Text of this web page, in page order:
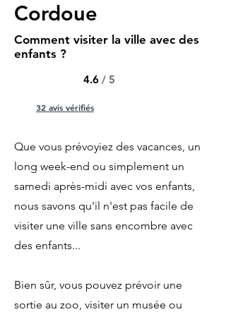
Cordoue
Comment visiter la ville avec des
enfants ?
4.6 / 5
32 avis vérifiés
Que vous prévoyiez des vacances, un
long week-end ou simplement un
samedi après-midi avec vos enfants,
nous savons qu'il n'est pas facile de
visiter une ville sans encombre avec
des enfants...
Bien sûr, vous pouvez prévoir une
sortie au zoo, visiter un musée ou